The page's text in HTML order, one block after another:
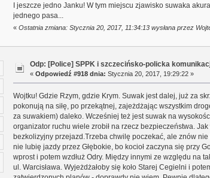
I jeszcze jedno Janku! W tym miejscu zjawisko suwaka
jednego pasa...
« Ostatnia zmiana: Stycznia 20, 2017, 11:34:13 wysłana przez
Odp: [Police] SPPK i szczecińsko-policka
«Odpowiedź #918 dnia: Stycznia 20, 2017, 19:29:22 »
Wojtku! Gdzie Rzym, gdzie Krym. Suwak jest dalej, już za
pokonują na siłę, po przekątnej, zajeżdżając wszystkim
za suwakiem) daleko. Wcześniej też jest suwak na
organizator ruchu wiele zrobił na rzecz bezpieczeństwa.
bezkolizyjny przejazd.Trzeba chwilę poczekać, ale znów nie
nie lubię jazdy przez Głębokie, bo kocioł zaczyna się przy
wprost i potem wzdłuż Odry. Między innymi ze względu na
ul. Warcisława. Wyjeżdżałoby się koło Starej Cegielni i